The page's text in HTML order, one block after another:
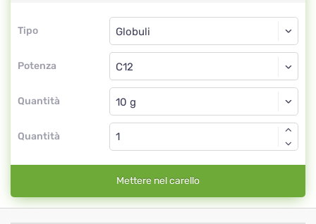
Tipo
Tipo
Potenza
Globuli
C12
Quantità
Globuli
Quantità
Mettere nel carello